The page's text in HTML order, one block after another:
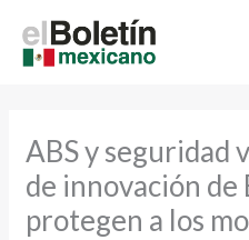
contenido
ABS y seguridad
de innovación de
protegen a los